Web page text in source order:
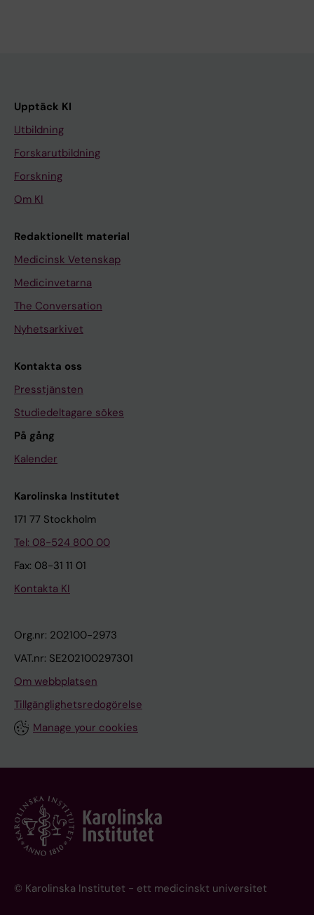
Upptäck KI
Utbildning
Forskarutbildning
Forskning
Om KI
Redaktionellt material
Medicinsk Vetenskap
Medicinvetarna
The Conversation
Nyhetsarkivet
Kontakta oss
Presstjänsten
Studiedeltagare sökes
På gång
Kalender
Karolinska Institutet
171 77 Stockholm
Tel: 08-524 800 00
Fax: 08-31 11 01
Kontakta KI
Org.nr: 202100-2973
VAT.nr: SE202100297301
Om webbplatsen
Tillgänglighetsredogörelse
Manage your cookies
© Karolinska Institutet - ett medicinskt universitet